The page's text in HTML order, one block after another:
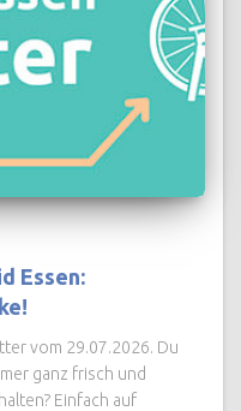
Essen:
vom 29.07.2026. Du
ganz frisch und
Einfach auf